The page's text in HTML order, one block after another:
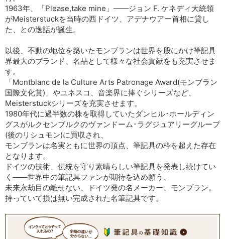
1963年、「Please,take mine」――ジョン F. ケネディ大統領
がMeisterstuckを当時の西ドイツ、アデナウアー首相に貸し
た、との逸話が誕生。
以後、不動の地位を築いたモンブランは世界を股にかけ筆記具
界最大のブランド、名品として様々な社会貢献をも充実させま
す。
「Montblanc de la Culture Arts Patronage Award(モンブラン
国際文化賞)」やユネスコ、音楽界に捧ぐシリーズなど、
Meisterstuckシリーズを充実させます。
1980年代に過半数の株を取得していたダンヒル･ホールディン
グスがルクセンブルクのヴァンドーム･ラグジュアリーグループ
(後のリシュモン)に買収され、
モンブランは名実ともに世界の頂点、筆記具の枠を超えた存在
となります。
ドイツの技術、伝統を守り素晴らしい筆記具を発表し続けてい
く――世界中の筆記具ファンが期待を込め願う、
未来永劫目の離せない、ドイツ発の名メーカー、モンブラン。
持っていて損は無い完成された名筆記具です。